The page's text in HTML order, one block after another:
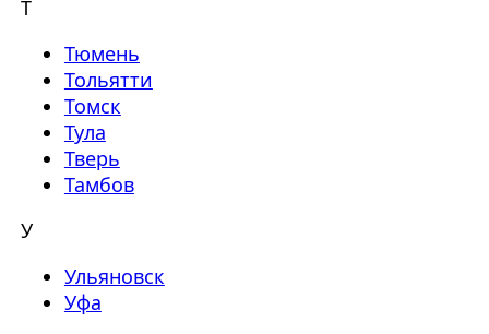
Т
Тюмень
Тольятти
Томск
Тула
Тверь
Тамбов
У
Ульяновск
Уфа